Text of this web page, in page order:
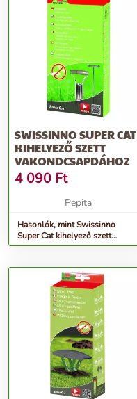
SWISSINNO SUPER CAT
KIHELYEZŐ SZETT
VAKONDCSAPDÁHOZ
4 090 Ft
Pepita
Hasonlók, mint Swissinno
Super Cat kihelyező szett
vakondcsapdához